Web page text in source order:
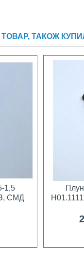
ТОВАР, ТАКОЖ
1,5
СМД